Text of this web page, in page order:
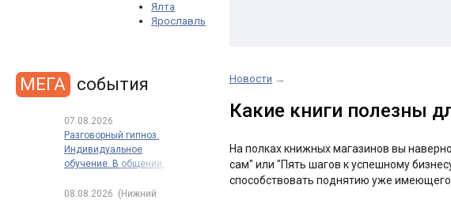
Ялта
Ярославль
Новости →
Какие книги полезны
На полках книжных магазинов вы
сам" или "Пять шагов к успешному
способствовать поднятию уже
МЕГА события
07.08.2026
Разговорный гипноз.
Индивидуальное
обучение. В общении,
08.08.2026 (Нижний